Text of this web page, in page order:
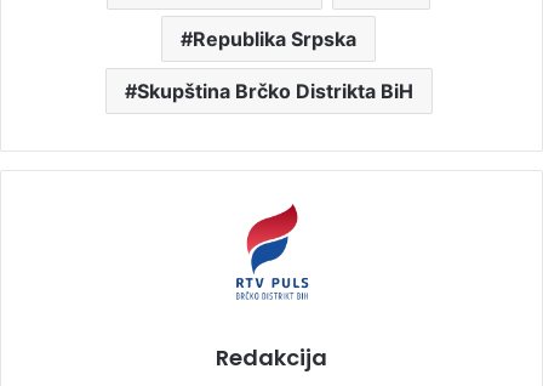
Republika Srpska
Skupština Brčko Distrikta BiH
Redakcija